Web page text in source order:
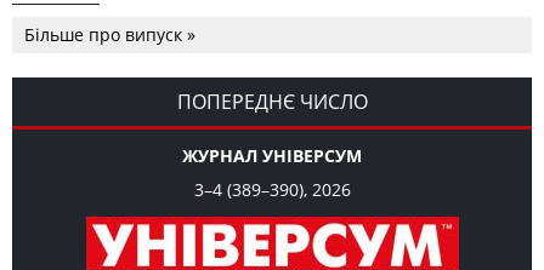
Романчука
СЛОВО РЕДАКЦІЙНЕ Олег К. Романчук Журавель і синиця
як уособлення української політстратегії й тактики
Більше про випуск »
ПОПЕРЕДНЄ ЧИСЛО
ЖУРНАЛ УНІВЕРСУМ
3–4 (389–390), 2026